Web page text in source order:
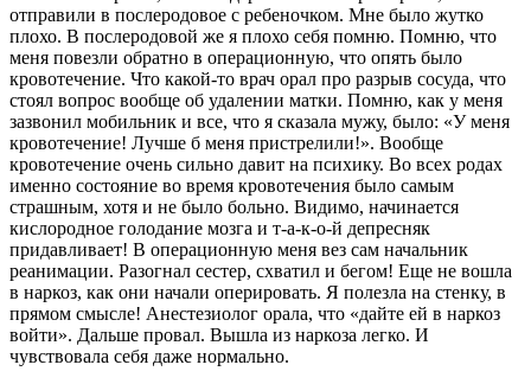
отправили в послеродовое с ребеночком. Мне было жутко
плохо. В послеродовой же я плохо себя помню. Помню, что
меня повезли обратно в операционную, что опять было
кровотечение. Что какой-то врач орал про разрыв сосуда, что
стоял вопрос вообще об удалении матки. Помню, как у меня
зазвонил мобильник и все, что я сказала мужу, было: «У меня
кровотечение! Лучше б меня пристрелили!». Вообще
кровотечение очень сильно давит на психику. Во всех родах
именно состояние во время кровотечения было самым
страшным, хотя и не было больно. Видимо, начинается
кислородное голодание мозга и т-а-к-о-й депресняк
придавливает! В операционную меня вез сам начальник
реанимации. Разогнал сестер, схватил и бегом! Еще не вошла
в наркоз, как они начали оперировать. Я полезла на стенку, в
прямом смысле! Анестезиолог орала, что «дайте ей в наркоз
войти». Дальше провал. Вышла из наркоза легко. И
чувствовала себя даже нормально.